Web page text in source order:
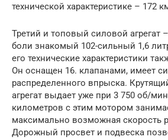
технической характеристике – 172
Третий и топовый силовой агрегат
боли знакомый 102-сильный 1,6
его технические характеристики
Он оснащен 16. клапанами, имеет
распределенного впрыска.
агрегат выдает уже при 3 750 об/
километров с этим мотором
максимально возможная скорость
Дорожный просвет и подвеска